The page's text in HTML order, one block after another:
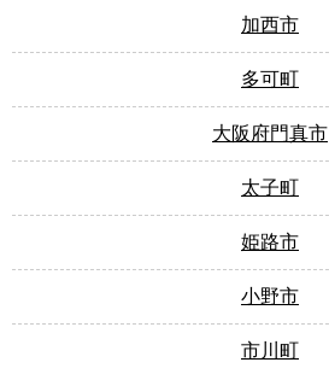
加西市
多可町
大阪府門真市
太子町
姫路市
小野市
市川町